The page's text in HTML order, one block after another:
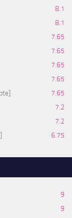
8.1
8.1
7.65
7.65
7.65
7.65
7.65
7.2
7.2
6.75
9
9